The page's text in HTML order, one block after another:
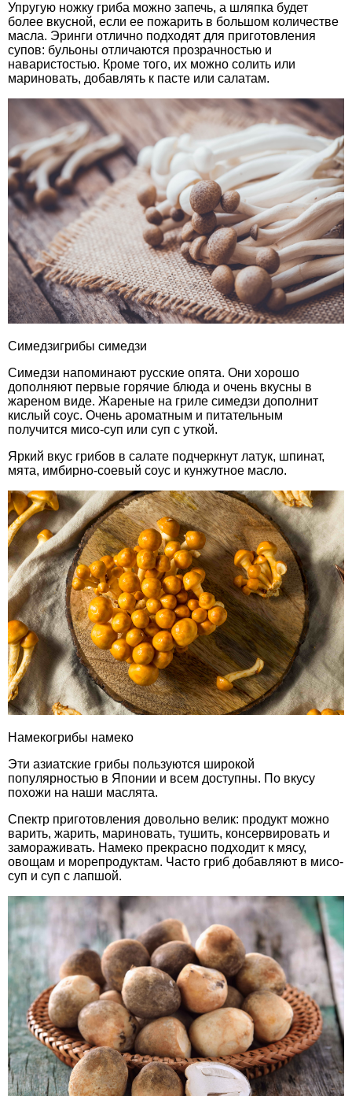
Упругую ножку гриба можно запечь, а шляпка будет
более вкусной, если ее пожарить в большом количестве
масла. Эринги отлично подходят для приготовления
супов: бульоны отличаются прозрачностью и
наваристостью. Кроме того, их можно солить или
мариновать, добавлять к пасте или салатам.
Симедзигрибы симедзи
Симедзи напоминают русские опята. Они хорошо
дополняют первые горячие блюда и очень вкусны в
жареном виде. Жареные на гриле симедзи дополнит
кислый соус. Очень ароматным и питательным
получится мисо-суп или суп с уткой.
Яркий вкус грибов в салате подчеркнут латук, шпинат,
мята, имбирно-соевый соус и кунжутное масло.
Намекогрибы намеко
Эти азиатские грибы пользуются широкой
популярностью в Японии и всем доступны. По вкусу
похожи на наши маслята.
Спектр приготовления довольно велик: продукт можно
варить, жарить, мариновать, тушить, консервировать и
замораживать. Намеко прекрасно подходит к мясу,
овощам и морепродуктам. Часто гриб добавляют в мисо-
суп и суп с лапшой.